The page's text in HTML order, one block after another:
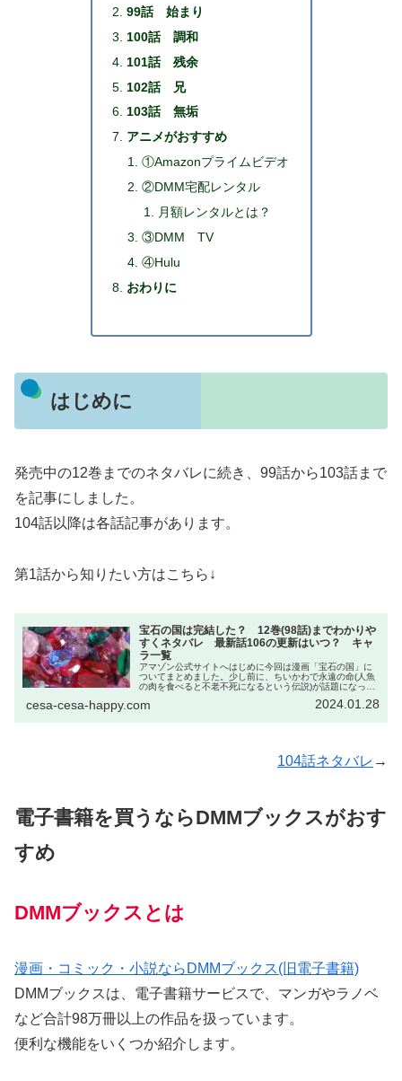
99話 始まり
100話 調和
101話 残余
102話 兄
103話 無垢
アニメがおすすめ
①Amazonプライムビデオ
②DMM宅配レンタル
月額レンタルとは？
③DMM TV
④Hulu
おわりに
はじめに
発売中の12巻までのネタバレに続き、99話から103話まで
を記事にしました。
104話以降は各話記事があります。
第1話から知りたい方はこちら↓
宝石の国は完結した？ 12巻(98話)までわかりや
すくネタバレ 最新話106の更新はいつ？ キャ
ラ一覧
アマゾン公式サイトへはじめに今回は漫画「宝石の国」に
ついてまとめました。少し前に、ちいかわで永遠の命(人魚
の肉を食べると不老不死になるという伝説)が話題になった
国」がとりあげられていました...
cesa-cesa-happy.com 2024.01.28
104話ネタバレ →
電子書籍を買うならDMMブックスがおす
すめ
DMMブックスとは
漫画・コミック・小説ならDMMブックス(旧電子書籍)
DMMブックスは、電子書籍サービスで、マンガやラノベ
など合計98万冊以上の作品を扱っています。
便利な機能をいくつか紹介します。